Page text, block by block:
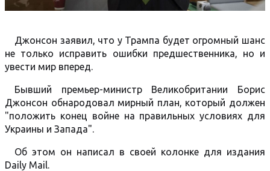
Джонсон заявил, что у Трампа будет огромный шанс
не только исправить ошибки предшественника, но и
увести мир вперед.
Бывший премьер-министр Великобритании Борис
Джонсон обнародовал мирный план, который должен
"положить конец войне на правильных условиях для
Украины и Запада".
Об этом он написал в своей колонке для издания
Daily Mail.